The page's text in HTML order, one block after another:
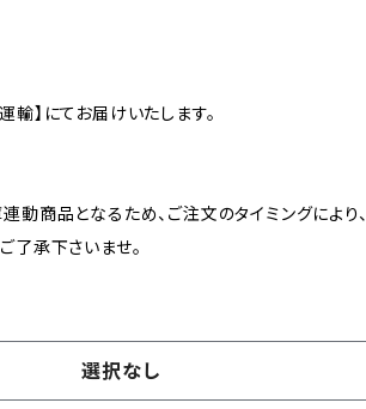
輸】にてお届けいたします。
動商品となるため、ご注文のタイミングにより
了承下さいませ。
選択なし